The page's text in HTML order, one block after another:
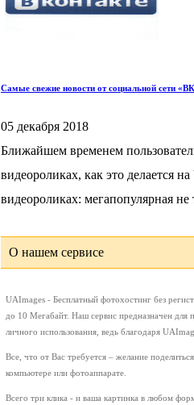
Самые свежие новости от социальной сети
05 декабря 2018
Ближайшем временем
видеороликах, как это делается
видеороликах: мегапопулярная
О нашем сервисе
UAImages - Бесплатный фотохостинг без
до 10 Мегабайт. Наш сервис предназначен для
личного использования, ведь благодаря
Все, что от Вас требуется – желание
компьютере или фотоаппарате.
Всего три клика - и ваша картинка в любом